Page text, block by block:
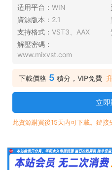
适用平台： WIN
資源版本： 2.1
支持格式： VST3、AAX
解壓密碼：
www.mixvst.com
下載價格 5 積分，VIP免費
立
此資源購買後15天内可下載。鏈接